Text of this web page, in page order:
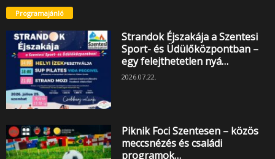
Programajánló
Strandok Éjszakája a Szentesi
Sport- és Üdülőközpontban –
egy felejthetetlen nyá…
2026.07.22.
Piknik Foci Szentesen – közös
meccsnézés és családi
programok…